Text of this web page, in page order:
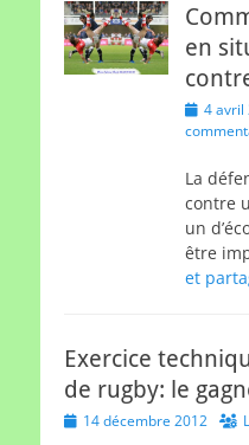
en
Posted
on
4 avril
La
contre
un
être
et
Exercice
de rugby: le
Posted14 décembre 2012